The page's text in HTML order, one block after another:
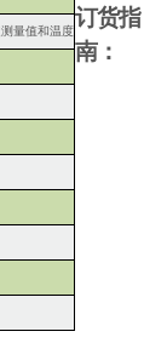
量值和温度
订货指
南：